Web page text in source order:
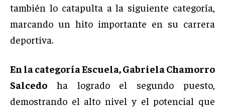
también lo catapulta a la siguiente categoría,
marcando un hito importante en su carrera
deportiva.
En la categoría Escuela, Gabriela Chamorro
Salcedo ha logrado el segundo puesto,
demostrando el alto nivel y el potencial que